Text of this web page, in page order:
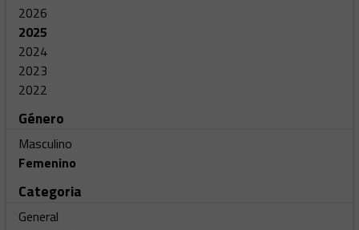
2026
2025
2024
2023
2022
Género
Masculino
Femenino
Categoria
General